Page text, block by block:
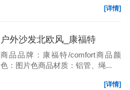
[详情]
户外沙发北欧风_康福特
商品品牌：康福特/comfort商品颜
色：图片色商品材质：铝管、绳...
[详情]